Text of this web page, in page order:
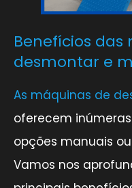
Benefícios
desmontar e
As máquinas de
oferecem
opções manuais
Vamos nos